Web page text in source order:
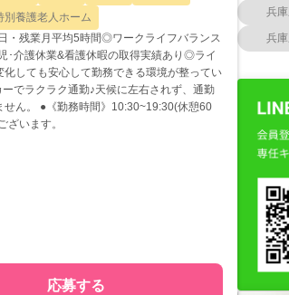
別養護老人ホーム
・残業月平均5時間◎ワークライフバランス
･介護休業&看護休暇の取得実績あり◎ライ
化しても安心して勤務できる環境が整ってい
ーでラクラク通勤♪天候に左右されず、通勤
せん。 ●《勤務時間》10:30~19:30(休憩60
ざいます。
応募する
兵
兵